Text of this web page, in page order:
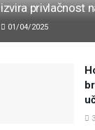
izvira privlačnost
01/04/2025